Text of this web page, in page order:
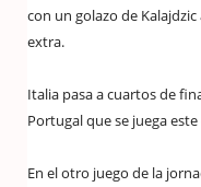
con un golazo de
extra.
Italia pasa a cuartos de
Portugal que se juega
En el otro juego de la